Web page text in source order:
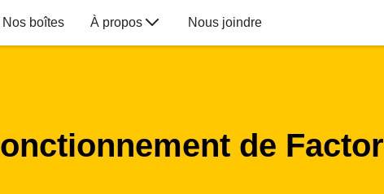
Nos boîtes À propos Nous joindre
de Factor